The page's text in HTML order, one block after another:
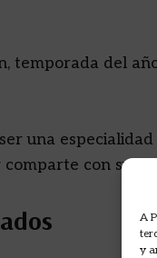
A
y
temporada del
una
con sus